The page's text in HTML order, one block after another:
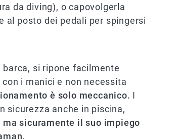
da diving), o capovolgerla
al posto dei pedali per spingersi
si ripone facilmente
i manici e non necessita
è solo meccanico. I
sicurezza anche in piscina,
ma sicuramente il suo impiego